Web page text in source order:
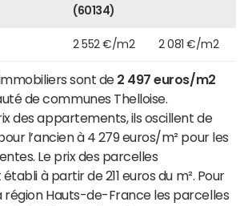
(60134)
2 552 €/m2 2 081 €/m2
sont de 2 497 euros/m2
de communes Thelloise.
des appartements, ils oscillent de
l’ancien à 4 279 euros/m² pour les
Le prix des parcelles
à partir de 211 euros du m². Pour
région Hauts-de-France les parcelles